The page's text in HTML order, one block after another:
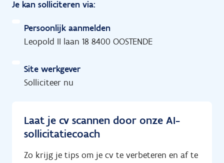
Je kan solliciteren via:
Persoonlijk aanmelden
Leopold II laan 18 8400 OOSTENDE
Site werkgever
Solliciteer nu
Laat je cv scannen door onze AI-
sollicitatiecoach
Zo krijg je tips om je cv te verbeteren en af te